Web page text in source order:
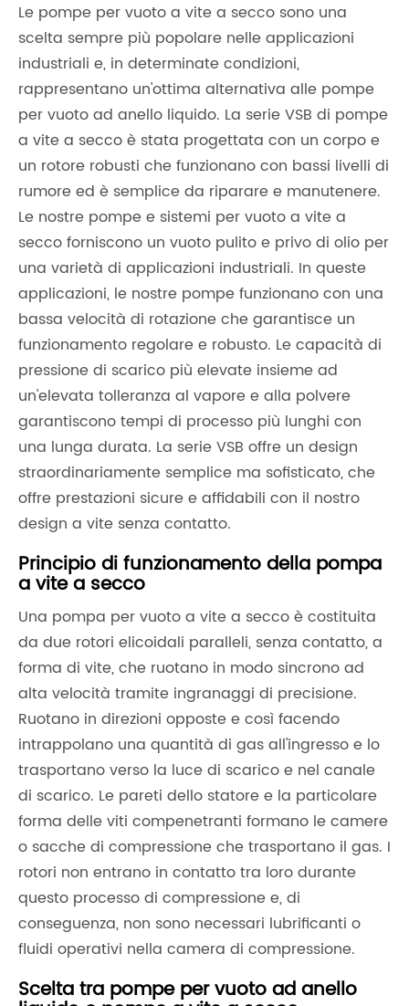
Le pompe per vuoto a vite a secco sono una
scelta sempre più popolare nelle applicazioni
industriali e, in determinate condizioni,
rappresentano un'ottima alternativa alle pompe
per vuoto ad anello liquido. La serie VSB di pompe
a vite a secco è stata progettata con un corpo e
un rotore robusti che funzionano con bassi livelli di
rumore ed è semplice da riparare e manutenere.
Le nostre pompe e sistemi per vuoto a vite a
secco forniscono un vuoto pulito e privo di olio per
una varietà di applicazioni industriali. In queste
applicazioni, le nostre pompe funzionano con una
bassa velocità di rotazione che garantisce un
funzionamento regolare e robusto. Le capacità di
pressione di scarico più elevate insieme ad
un'elevata tolleranza al vapore e alla polvere
garantiscono tempi di processo più lunghi con
una lunga durata. La serie VSB offre un design
straordinariamente semplice ma sofisticato, che
offre prestazioni sicure e affidabili con il nostro
design a vite senza contatto.
Principio di funzionamento della pompa
a vite a secco
Una pompa per vuoto a vite a secco è costituita
da due rotori elicoidali paralleli, senza contatto, a
forma di vite, che ruotano in modo sincrono ad
alta velocità tramite ingranaggi di precisione.
Ruotano in direzioni opposte e così facendo
intrappolano una quantità di gas all'ingresso e lo
trasportano verso la luce di scarico e nel canale
di scarico. Le pareti dello statore e la particolare
forma delle viti compenetranti formano le camere
o sacche di compressione che trasportano il gas. I
rotori non entrano in contatto tra loro durante
questo processo di compressione e, di
conseguenza, non sono necessari lubrificanti o
fluidi operativi nella camera di compressione.
Scelta tra pompe per vuoto ad anello